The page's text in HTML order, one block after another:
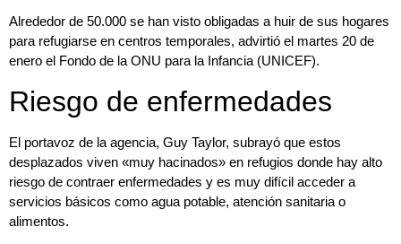
Alrededor de 50.000 se han visto obligadas a huir de sus hogares
para refugiarse en centros temporales, advirtió el martes 20 de
enero el Fondo de la ONU para la Infancia (UNICEF).
Riesgo de enfermedades
El portavoz de la agencia, Guy Taylor, subrayó que estos
desplazados viven «muy hacinados» en refugios donde hay alto
riesgo de contraer enfermedades y es muy difícil acceder a
servicios básicos como agua potable, atención sanitaria o
alimentos.